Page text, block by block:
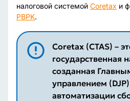
налоговой системой Coretax и
PBPK.
Coretax (CTAS) –
государственная
созданная
управлением
автоматизации